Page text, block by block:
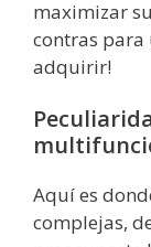
maximizar
contras para
adquirir!
Aquí es
complejas,